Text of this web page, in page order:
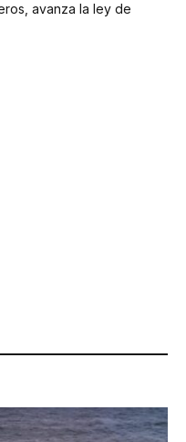
avanza la ley de